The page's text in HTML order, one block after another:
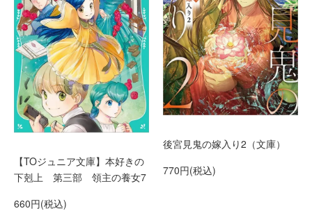
【TOジュニア文庫】本好きの
下剋上 第三部 領主の養女7
660円(税込)
後宮見鬼の嫁入り2（文庫）
770円(税込)